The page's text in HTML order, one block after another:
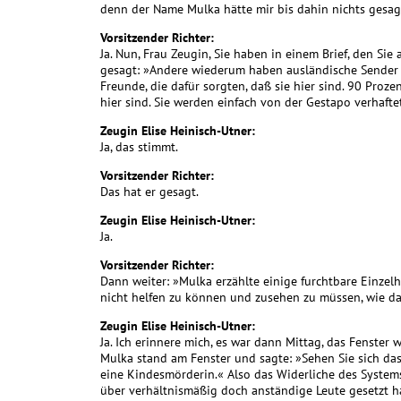
denn der Name Mulka hätte mir bis dahin nichts
Vorsitzender Richter:
Ja. Nun, Frau Zeugin, Sie haben in einem Brief, den
gesagt: »Andere wiederum haben ausländische
Freunde, die dafür sorgten, daß sie hier sind. 90
hier sind. Sie werden einfach von der Gestapo
Zeugin Elise Heinisch-Utner:
Ja, das stimmt.
Vorsitzender Richter:
Das hat er gesagt.
Zeugin Elise Heinisch-Utner:
Ja.
Vorsitzender Richter:
Dann weiter: »Mulka erzählte einige furchtbare
nicht helfen zu können und zusehen zu müssen, wie
Zeugin Elise Heinisch-Utner:
Ja. Ich erinnere mich, es war dann Mittag, das Fenster
Mulka stand am Fenster und sagte: »Sehen Sie sich
eine Kindesmörderin.« Also das Widerliche des
über verhältnismäßig doch anständige Leute gesetzt